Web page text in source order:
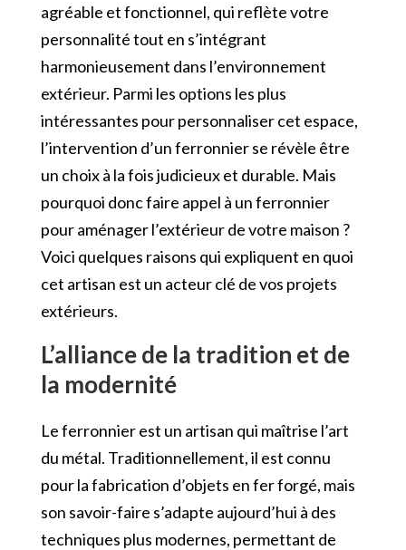
agréable et fonctionnel, qui reflète votre
personnalité tout en s’intégrant
harmonieusement dans l’environnement
extérieur. Parmi les options les plus
intéressantes pour personnaliser cet espace,
l’intervention d’un ferronnier se révèle être
un choix à la fois judicieux et durable. Mais
pourquoi donc faire appel à un ferronnier
pour aménager l’extérieur de votre maison ?
Voici quelques raisons qui expliquent en quoi
cet artisan est un acteur clé de vos projets
extérieurs.
L’alliance de la tradition et de
la modernité
Le ferronnier est un artisan qui maîtrise l’art
du métal. Traditionnellement, il est connu
pour la fabrication d’objets en fer forgé, mais
son savoir-faire s’adapte aujourd’hui à des
techniques plus modernes, permettant de